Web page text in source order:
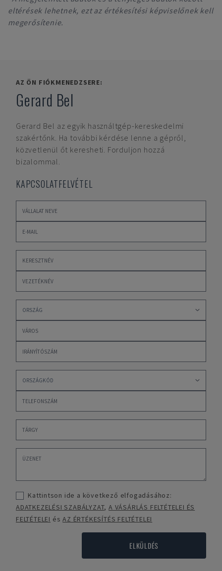
eltérések lehetnek, ezt az értékesítési képviselőnek kell
megerősítenie.
AZ ÖN FIÓKMENEDZSERE:
Gerard Bel
Gerard Bel az egyik használtgép-kereskedelmi
szakértőnk. Ha további kérdése lenne a gépről,
közvetlenül őt keresheti. Forduljon hozzá
bizalommal.
KAPCSOLATFELVÉTEL
Kattintson ide a következő elfogadásához:
ADATKEZELÉSI SZABÁLYZAT,A VÁSÁRLÁS FELTÉTELEI ÉS
FELTÉTELEI ésAZ ÉRTÉKESÍTÉS FELTÉTELEI
ELKÜLDÉS